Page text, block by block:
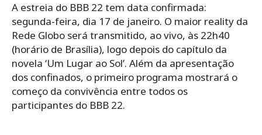
A estreia do BBB 22 tem data confirmada:
segunda-feira, dia 17 de janeiro. O maior reality da
Rede Globo será transmitido, ao vivo, às 22h40
(horário de Brasília), logo depois do capítulo da
novela ‘Um Lugar ao Sol’. Além da apresentação
dos confinados, o primeiro programa mostrará o
começo da convivência entre todos os
participantes do BBB 22.